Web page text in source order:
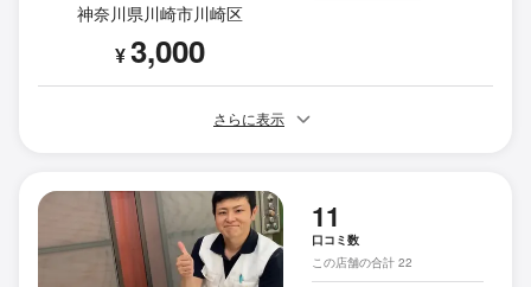
神奈川県川崎市川崎区
¥3,000
さらに表示
11
口コミ数
この店舗の合計 22